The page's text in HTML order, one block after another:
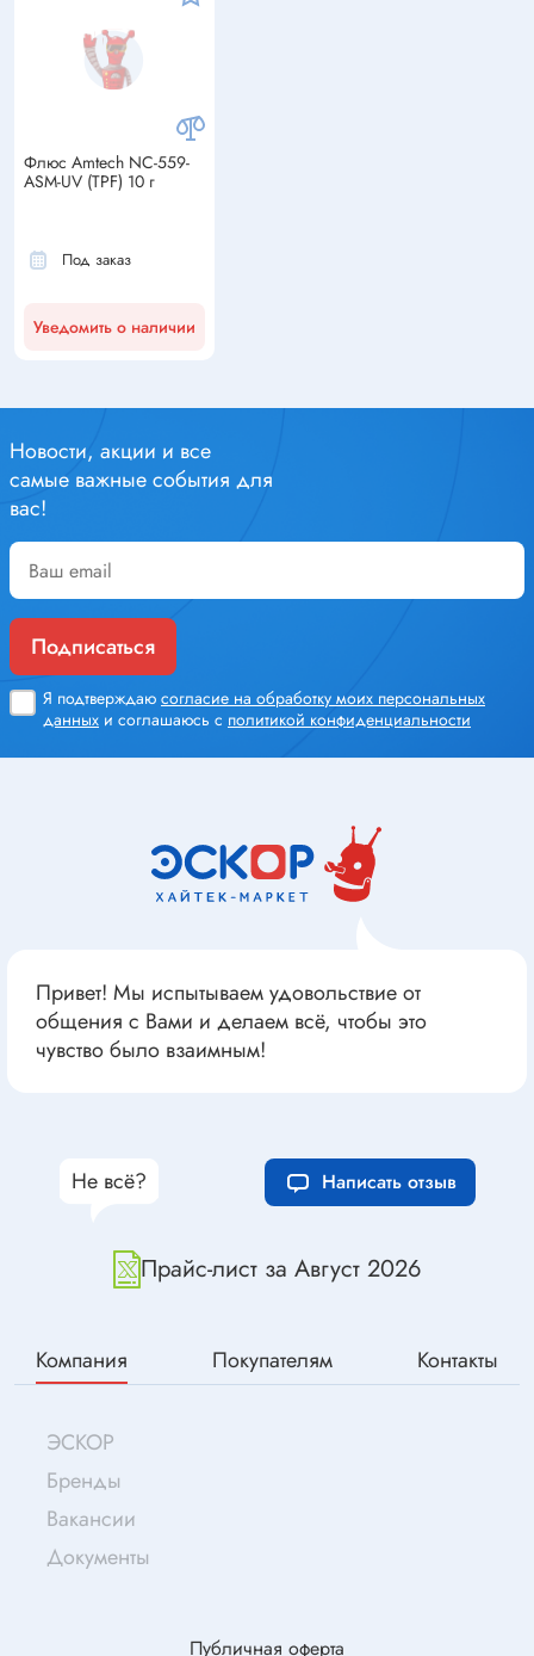
Флюс Amtech NC-559-
ASM-UV (TPF) 10 г
Под заказ
Уведомить о наличии
Новости, акции и все
самые важные события для
вас!
Подписаться
Я подтверждаю согласие на обработку моих персональных
данных и соглашаюсь с политикой конфиденциальности
Привет! Мы испытываем удовольствие от
общения с Вами и делаем всё, чтобы это
чувство было взаимным!
Прайс-лист за Август 2026
Не всё? Написать отзыв
Компания Покупателям Контакты
ЭСКОР
Бренды
Вакансии
Документы
Публичная оферта